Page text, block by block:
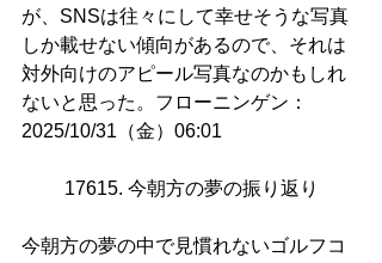
が、SNSは往々にして幸せそうな写真
しか載せない傾向があるので、それは
対外向けのアピール写真なのかもしれ
ないと思った。フローニンゲン：
2025/10/31（金）06:01
17615. 今朝方の夢の振り返り
今朝方の夢の中で見慣れないゴルフコ